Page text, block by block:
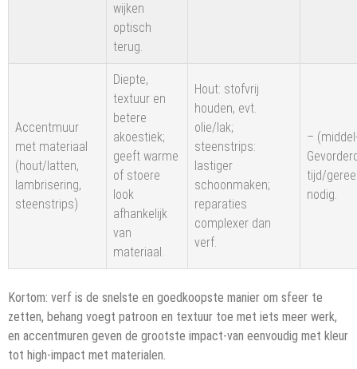
wijken
optisch
terug.
Accentmuur
met materiaal
(hout/latten,
lambrisering,
steenstrips)
Diepte,
textuur en
betere
akoestiek;
geeft warme
of stoere
look
afhankelijk
van
materiaal.
Hout: stofvrij
houden, evt.
olie/lak;
steenstrips:
lastiger
schoonmaken;
reparaties
complexer dan
verf.
–
tijd/
nodig.
Kortom: verf is de snelste en goedkoopste manier om sfeer te
zetten, behang voegt patroon en textuur toe met iets meer werk,
en accentmuren geven de grootste impact-van eenvoudig met kleur
tot high-impact met materialen.